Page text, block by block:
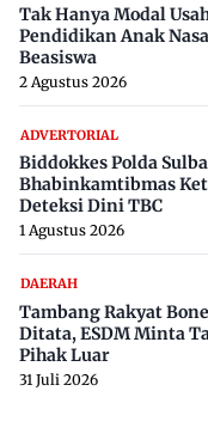
Tak Hanya Modal
Pendidikan Anak
Beasiswa
2 Agustus 2026
ADVERTORIAL
Biddokkes Polda
Bhabinkamtibmas
Deteksi Dini TBC
1 Agustus 2026
DAERAH
Tambang Rakyat
Ditata, ESDM Minta
Pihak Luar
31 Juli 2026